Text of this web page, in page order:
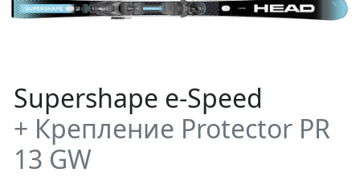
Supershape e-Speed
+ Крепление Protector PR
13 GW